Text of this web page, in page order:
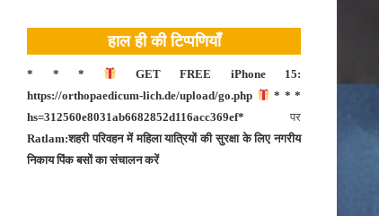
नीमच
दतिया
नरसिंहपुर
मंदसौर
हाल ही की टिप्पणियाँ
* * *
GET FREE iPhone 15:
https://orthopaedicum-lich.de/upload/go.php
* * *
hs=312560e8031ab6682852d116acc369ef* पर
Ratlam:शहरी परिवहन में महिला यात्रियों की सुरक्षा के लिए नगरीय
निकाय पिंक बसों का संचालन करें